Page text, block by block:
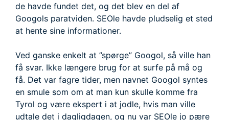
de havde fundet det, og det blev en del af
Googols paratviden. SEOle havde pludselig et sted
at hente sine informationer.
Ved ganske enkelt at ”spørge” Googol, så ville han
få svar. Ikke længere brug for at surfe på må og
få. Det var fagre tider, men navnet Googol syntes
en smule som om at man kun skulle komme fra
Tyrol og være ekspert i at jodle, hvis man ville
udtale det i dagligdagen, og nu var SEOle jo pære